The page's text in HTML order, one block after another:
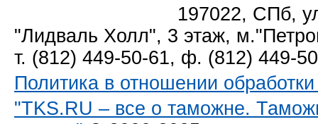
197022, СПб,
"Лидваль Холл", 3 этаж,
т. (812) 449-50-61, ф. (812) 449-
Политика в отношении
"TKS.RU – все о таможне.